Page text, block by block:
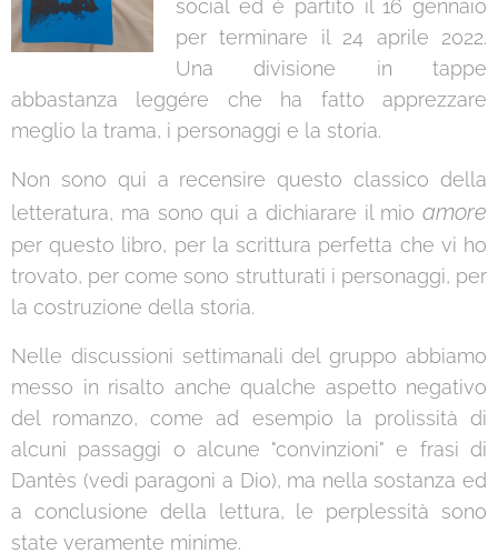
social ed è partito il 16 gennaio
per terminare il 24 aprile 2022.
Una divisione in tappe
abbastanza leggére che ha fatto apprezzare
meglio la trama, i personaggi e la storia.
Non sono qui a recensire questo classico della
letteratura, ma sono qui a dichiarare il mio amore
per questo libro, per la scrittura perfetta che vi ho
trovato, per come sono strutturati i personaggi, per
la costruzione della storia.
Nelle discussioni settimanali del gruppo abbiamo
messo in risalto anche qualche aspetto negativo
del romanzo, come ad esempio la prolissità di
alcuni passaggi o alcune "convinzioni" e frasi di
Dantès (vedi paragoni a Dio), ma nella sostanza ed
a conclusione della lettura, le perplessità sono
state veramente minime.